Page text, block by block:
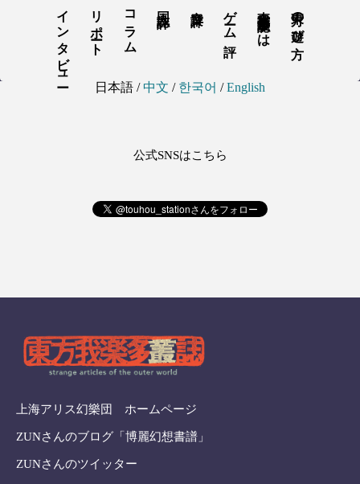
インタビュー リポート コラム ゲーム評 東方我楽多叢誌とは 東方の遊び方
日本語 /中文 / 한국어 /English
公式SNSはこちら
上海アリス幻樂団 ホームページ
ZUNさんのブログ「博麗幻想書譜」
ZUNさんのツイッター